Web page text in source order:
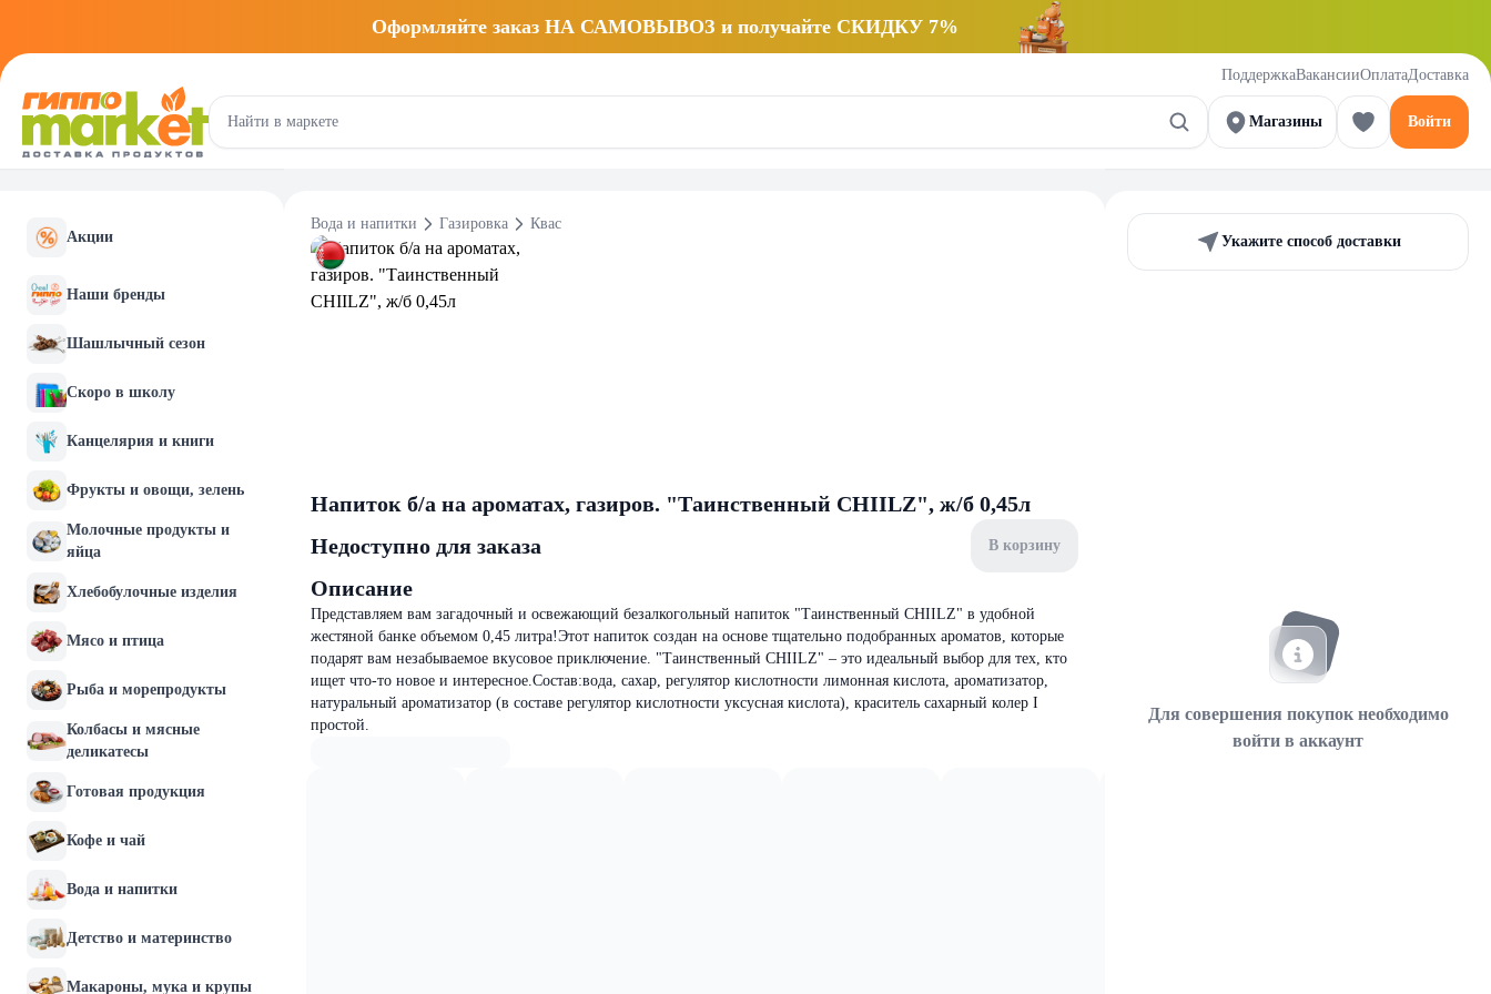
Оформляйте заказ НА САМОВЫВОЗ и получайте СКИДКУ 7%
ПоддержкаВакансииОплатаДоставка
Магазины Войти
Акции
Наши бренды
Шашлычный сезон
Скоро в школу
Канцелярия и книги
Фрукты и овощи, зелень
Молочные продукты и
яйца
Хлебобулочные изделия
Мясо и птица
Рыба и морепродукты
Колбасы и мясные
деликатесы
Готовая продукция
Кофе и чай
Вода и напитки
Детство и материнство
Макароны, мука и крупы
Вода и напитки Газировка Квас
Напиток б/а на ароматах, газиров. "Таинственный CHIILZ", ж/б 0,45л
Недоступно для заказа
В корзину
Описание
Представляем вам загадочный и освежающий безалкогольный напиток "Таинственный CHIILZ" в удобной
жестяной банке объемом 0,45 литра!Этот напиток создан на основе тщательно подобранных ароматов, которые
подарят вам незабываемое вкусовое приключение. "Таинственный CHIILZ" – это идеальный выбор для тех, кто
ищет что-то новое и интересное.Состав:вода, сахар, регулятор кислотности лимонная кислота, ароматизатор,
натуральный ароматизатор (в составе регулятор кислотности уксусная кислота), краситель сахарный колер I
простой.
Укажите способ доставки
Для совершения покупок необходимо
войти в аккаунт